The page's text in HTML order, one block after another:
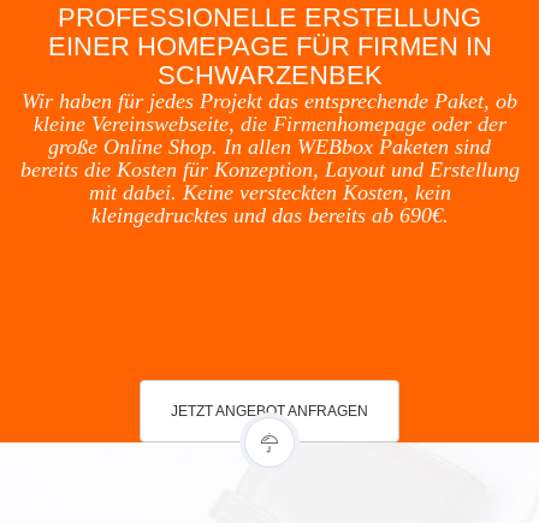
PROFESSIONELLE ERSTELLUNG
EINER HOMEPAGE FÜR FIRMEN IN
SCHWARZENBEK
Wir haben für jedes Projekt das entsprechende Paket, ob
kleine Vereinswebseite, die Firmenhomepage oder der
große Online Shop. In allen WEBbox Paketen sind
bereits die Kosten für Konzeption, Layout und Erstellung
mit dabei. Keine versteckten Kosten, kein
kleingedrucktes und das bereits ab 690€.
JETZT ANGEBOT ANFRAGEN